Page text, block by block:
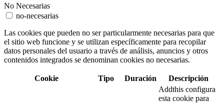
No Necesarias
no-necesarias
Las cookies que pueden no ser particularmente necesarias para que
el sitio web funcione y se utilizan específicamente para recopilar
datos personales del usuario a través de análisis, anuncios y otros
contenidos integrados se denominan cookies no necesarias.
Cookie Tipo Duración Descripción
Addthis configura
esta cookie para